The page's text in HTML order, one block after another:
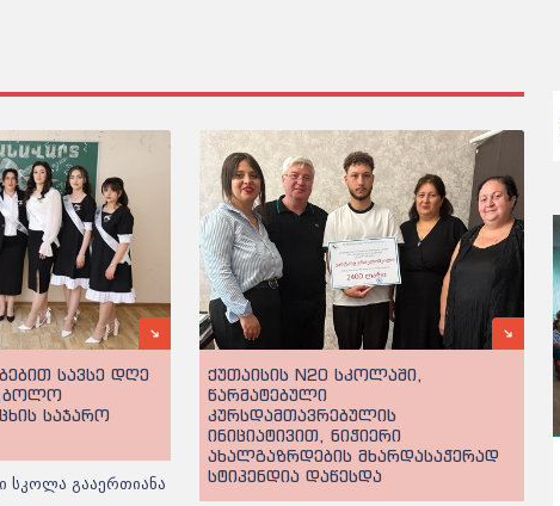
სავსე დღე
საჯარო
სკოლა გააერთიანა
ქუთაისის N20 სკოლაში,
წარმატებული
კურსდამთავრებულის
ინიციატივით, ნიჭიერი
ახალგაზრდების მხარდასაჭერად
სტიპენდია დაწესდა